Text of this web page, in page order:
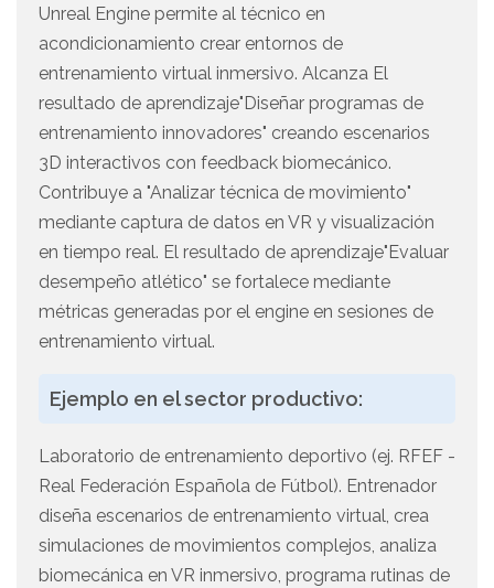
Unreal Engine permite al técnico en
acondicionamiento crear entornos de
entrenamiento virtual inmersivo. Alcanza El
resultado de aprendizaje"Diseñar programas de
entrenamiento innovadores" creando escenarios
3D interactivos con feedback biomecánico.
Contribuye a "Analizar técnica de movimiento"
mediante captura de datos en VR y visualización
en tiempo real. El resultado de aprendizaje"Evaluar
desempeño atlético" se fortalece mediante
métricas generadas por el engine en sesiones de
entrenamiento virtual.
Ejemplo en el sector productivo:
Laboratorio de entrenamiento deportivo (ej. RFEF -
Real Federación Española de Fútbol). Entrenador
diseña escenarios de entrenamiento virtual, crea
simulaciones de movimientos complejos, analiza
biomecánica en VR inmersivo, programa rutinas de